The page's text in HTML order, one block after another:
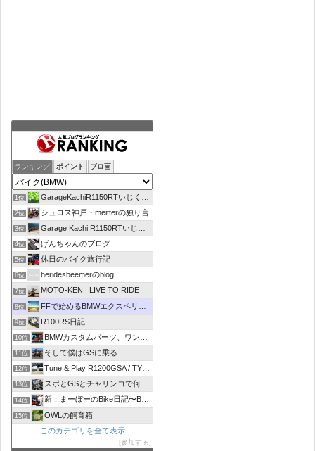
ランキング ポイント ブロ画
1位 GarageKachiR1150RTいじくり日記シーズン2
2位 シュロス神戸・meitterの独り言
3位 Garage Kachi R1150RTいじくり日記
4位 げんちゃんのブログ
5位 休日のバイク旅行記
6位 heridesbeemerのblog
7位 MOTO-KEN | LIVE TO RIDE
8位 FFで始めるBMWエクスペリエンス
9位 R100RS日記
10位 BMWカスタムパーツ、ワンオフマフラーのR-sty
11位 そして僕はGSに乗る
12位 Tune & Play R1200GSA / TYPE R
13位 スポとGSとチャリンコで何処いこう！
14位 新：まーぼーのBike日記〜BMW R1100RT〜
15位
OWLの飼育箱
このカテゴリを全て表示
参加する